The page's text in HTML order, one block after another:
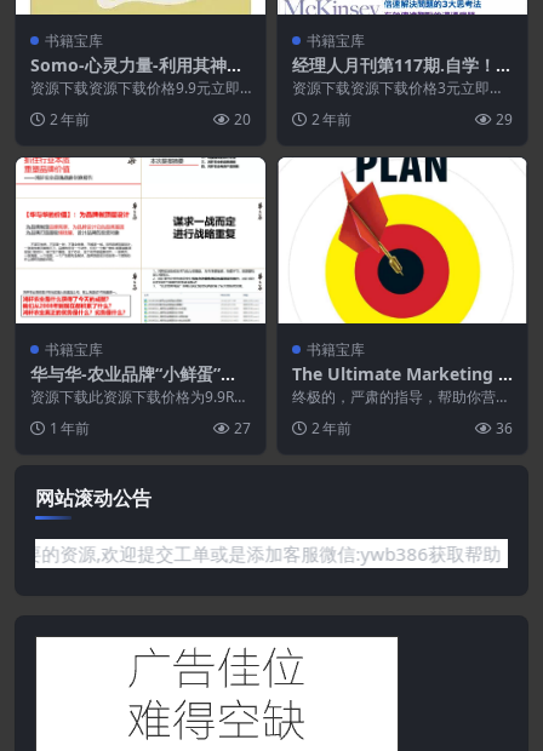
书籍宝库
Somo-心灵力量-利用其神奇
力量创造美好的新生活.PDF
资源下载资源下载价格9.9元立即
2 年前 20
书籍宝库
经理人月刊第117期.自学！麦
肯锡的专业养成术
资源下载资源下载价格3元立即购
2 年前 29
书籍宝库
华与华-农业品牌“小鲜蛋”战
略创意报告全案.PDF
资源下载此资源下载价格为9.9RM
别提醒:本网...
1 年前 27
书籍宝库
The Ultimate Marketing P
lan: Target Your Audience!
Get Out Your Message! Bu
ild Your Brand!
终极的，严肃的指导，帮助你营销
钱比以往任何时候都来...
2 年前 36
网站滚动公告
没有你需要的资源,欢迎提交工单或是添加客服微信:ywb386获取